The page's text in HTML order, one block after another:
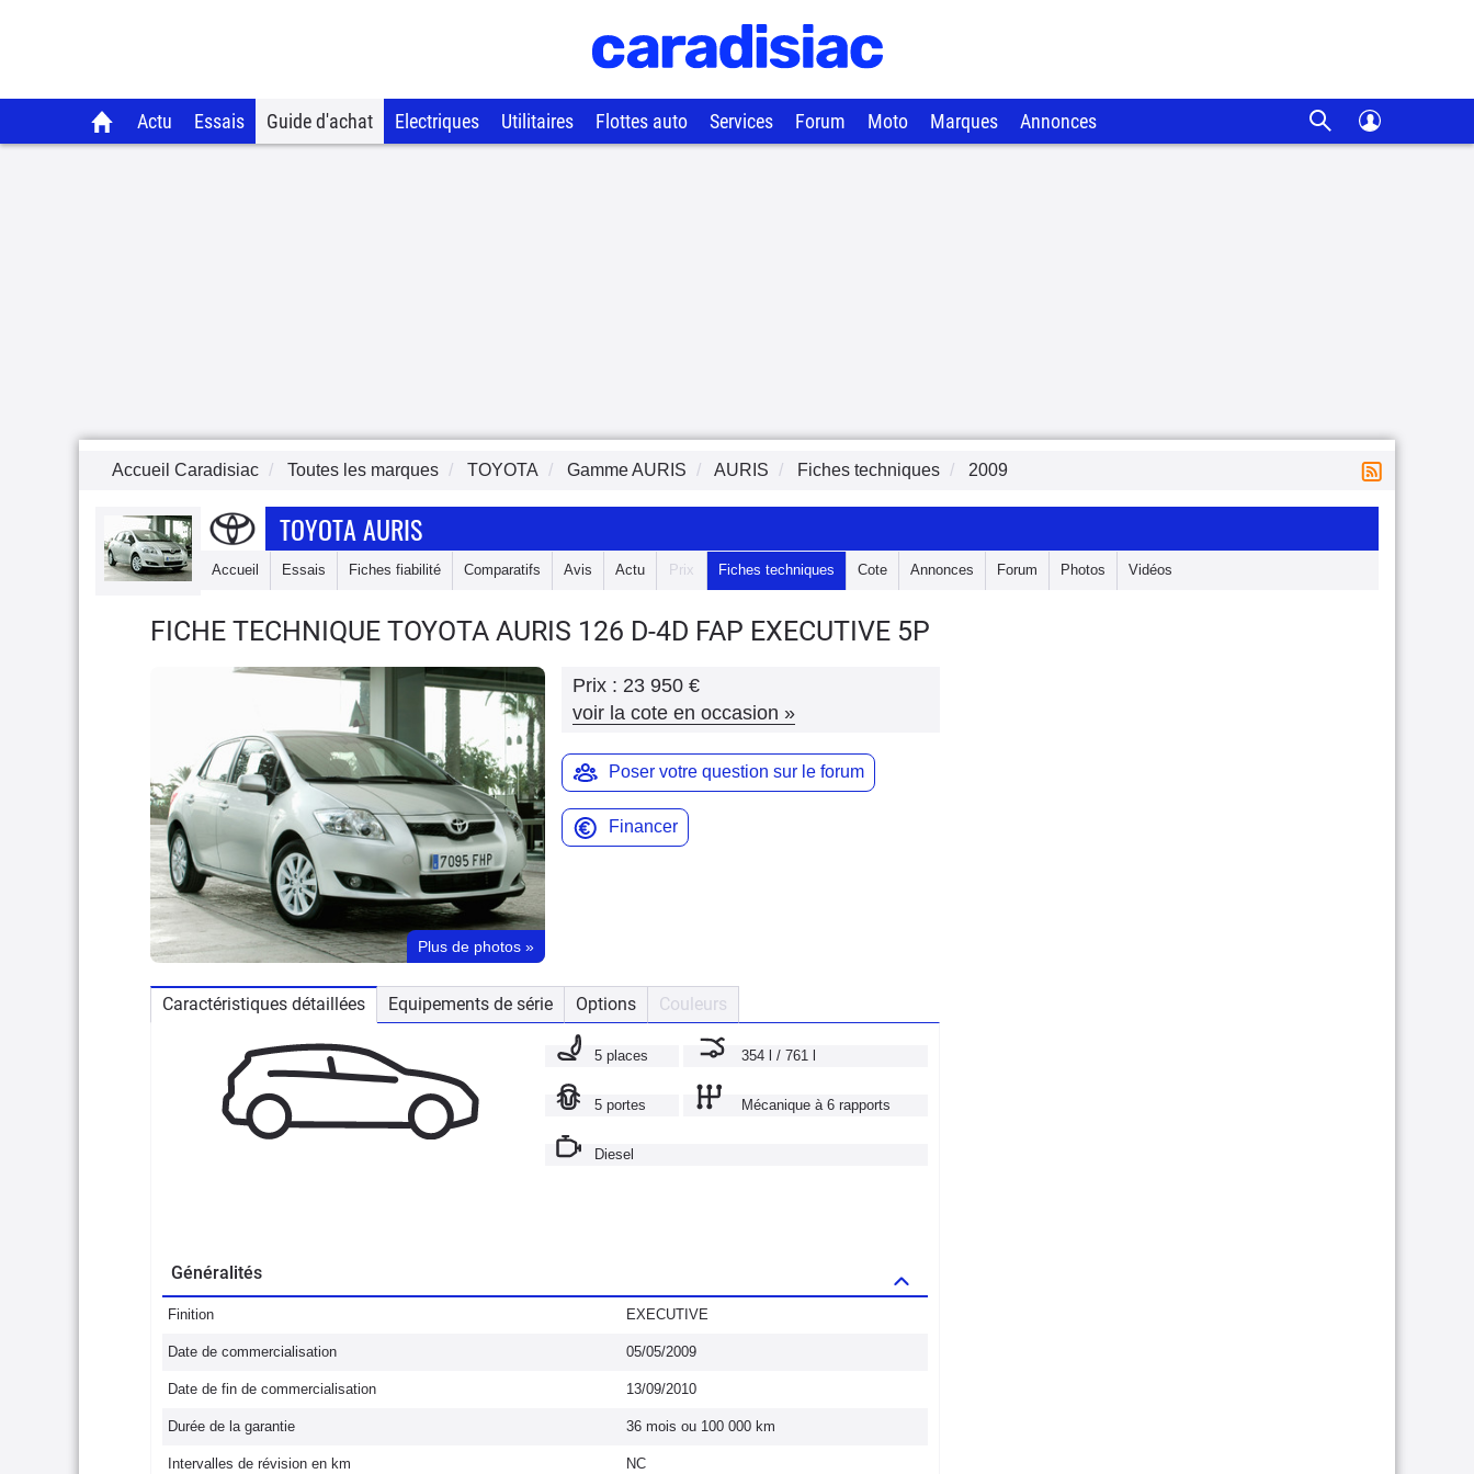
Actu Essais Guide d'achat Electriques Utilitaires Flottes auto Services Forum Moto Marques Annonces
Accueil Caradisiac Toutes les marques TOYOTA GammeAURIS AURIS Fiches techniques 2009
TOYOTA AURIS
Accueil Essais Fiches fiabilité Comparatifs Avis Actu Prix Fiches techniques Cote Annonces Forum Photos Vidéos
FICHE TECHNIQUE TOYOTA AURIS 126 D-4D FAP EXECUTIVE 5P
Plus de photos »
Prix : 23 950 €
voir la cote en occasion »
Poser votre question sur le forum
Financer
Caractéristiques détaillées Equipements de série Options Couleurs
5 places 354 l / 761 l
5 portes Mécanique à 6 rapports
Diesel
Généralités
Finition EXECUTIVE
Date de commercialisation 05/05/2009
Date de fin de commercialisation 13/09/2010
Durée de la garantie 36 mois ou 100 000 km
Intervalles de révision en km NC